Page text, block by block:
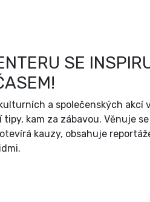
SE
a společenských akcí
kam za zábavou. Věnuje
kauzy, obsahuje